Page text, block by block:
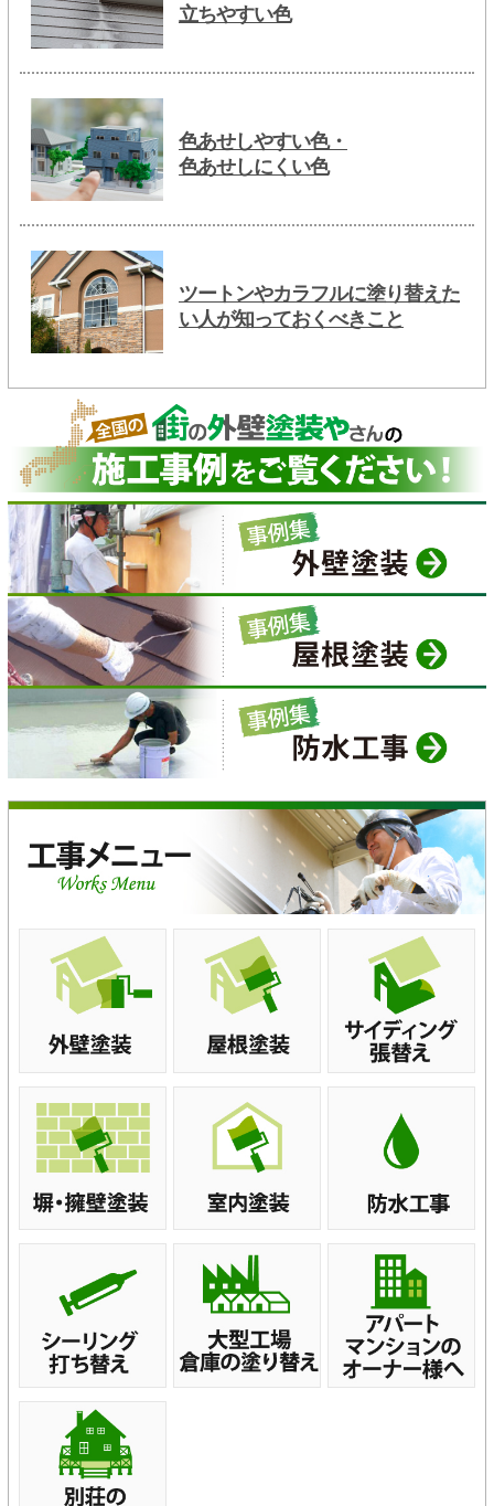
立ちやすい色
色あせしやすい色・
色あせしにくい色
ツートンやカラフルに塗り替えた
い人が知っておくべきこと